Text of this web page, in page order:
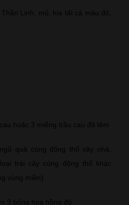
Linh, mũ, hia tất cả màu đỏ,
hoặc 3 miếng trầu cau đã têm
quả cúng động thổ xây nhà,
trái cây cúng động thổ khác
vùng miền)
9 bông hoa hồng đỏ